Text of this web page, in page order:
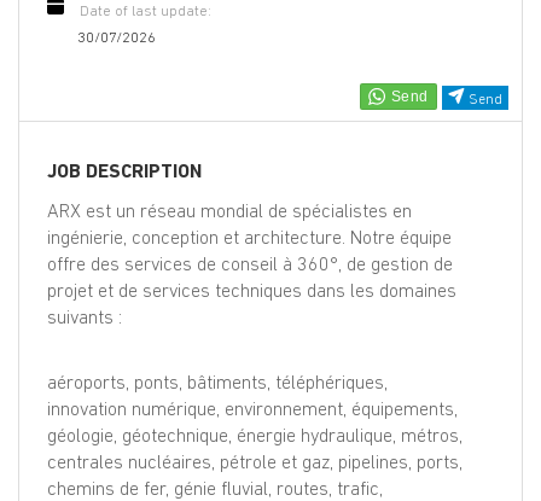
CV
Language
EN
FR
IT
DE
ES
Send
Date of last update:
30/07/2026
JOB DESCRIPTION
ARX est un réseau mondial de spécialistes en
ingénierie, conception et architecture. Notre équipe
offre des services de conseil à 360°, de gestion de
projet et de services techniques dans les domaines
suivants :
aéroports, ponts, bâtiments, téléphériques,
innovation numérique, environnement, équipements,
géologie, géotechnique, énergie hydraulique, métros,
centrales nucléaires, pétrole et gaz, pipelines, ports,
chemins de fer, génie fluvial, routes, trafic,